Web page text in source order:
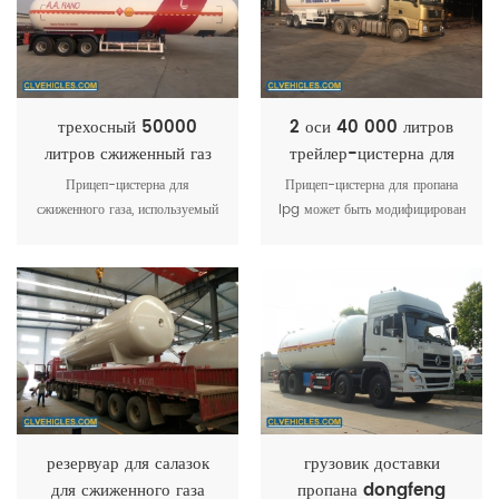
трехосный 50000
литров сжиженный газ
прицеп грузовой
автомобиль 25 тонн
Прицеп-цистерна для
сжиженного газа, используемый
2 оси 40 000 литров
трейлер-цистерна для
сжиженного газа 20
тонн трейлер-цистерна
Прицеп-цистерна для пропана
lpg может быть модифицирован
60 куб.
резервуар для салазок
для сжиженного газа
грузовик доставки
пропана dongfeng